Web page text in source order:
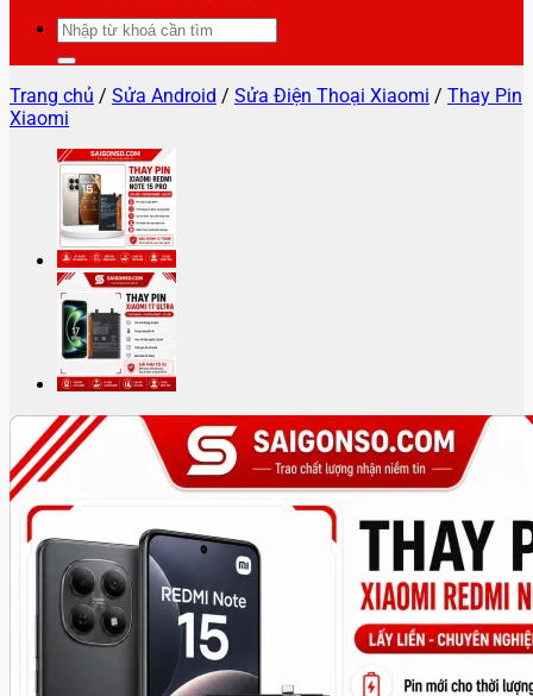
Tìm
kiếm:
Trang chủ / Sửa Android / Sửa Điện Thoại Xiaomi / Thay Pin
Xiaomi